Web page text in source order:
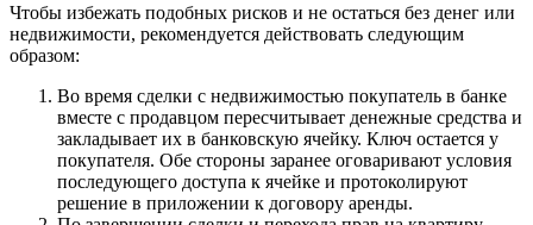
Чтобы избежать подобных рисков и не остаться без денег или
недвижимости, рекомендуется действовать следующим
образом:
Во время сделки с недвижимостью покупатель в банке
вместе с продавцом пересчитывает денежные средства и
закладывает их в банковскую ячейку. Ключ остается у
покупателя. Обе стороны заранее оговаривают условия
последующего доступа к ячейке и протоколируют
решение в приложении к договору аренды.